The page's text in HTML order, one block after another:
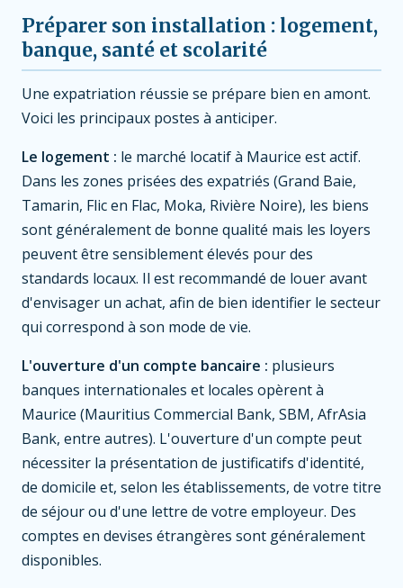
Préparer son installation : logement,
banque, santé et scolarité
Une expatriation réussie se prépare bien en amont.
Voici les principaux postes à anticiper.
Le logement : le marché locatif à Maurice est actif.
Dans les zones prisées des expatriés (Grand Baie,
Tamarin, Flic en Flac, Moka, Rivière Noire), les biens
sont généralement de bonne qualité mais les loyers
peuvent être sensiblement élevés pour des
standards locaux. Il est recommandé de louer avant
d'envisager un achat, afin de bien identifier le secteur
qui correspond à son mode de vie.
L'ouverture d'un compte bancaire : plusieurs
banques internationales et locales opèrent à
Maurice (Mauritius Commercial Bank, SBM, AfrAsia
Bank, entre autres). L'ouverture d'un compte peut
nécessiter la présentation de justificatifs d'identité,
de domicile et, selon les établissements, de votre titre
de séjour ou d'une lettre de votre employeur. Des
comptes en devises étrangères sont généralement
disponibles.